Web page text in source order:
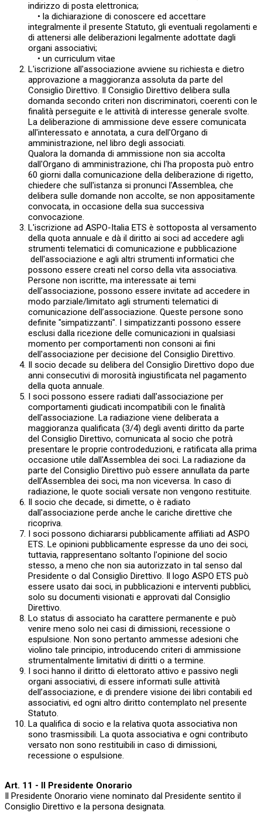
indirizzo di posta elettronica;
• la dichiarazione di conoscere ed accettare
integralmente il presente Statuto, gli eventuali regolamenti e
di attenersi alle deliberazioni legalmente adottate dagli
organi associativi;
• un curriculum vitae
L'iscrizione all'associazione avviene su richiesta e dietro
approvazione a maggioranza assoluta da parte del
Consiglio Direttivo. Il Consiglio Direttivo delibera sulla
domanda secondo criteri non discriminatori, coerenti con le
finalità perseguite e le attività di interesse generale svolte.
La deliberazione di ammissione deve essere comunicata
all'interessato e annotata, a cura dell'Organo di
amministrazione, nel libro degli associati.
Qualora la domanda di ammissione non sia accolta
dall'Organo di amministrazione, chi l'ha proposta può entro
60 giorni dalla comunicazione della deliberazione di rigetto,
chiedere che sull'istanza si pronunci l'Assemblea, che
delibera sulle domande non accolte, se non appositamente
convocata, in occasione della sua successiva
convocazione.
L'iscrizione ad ASPO-Italia ETS è sottoposta al versamento
della quota annuale e dà il diritto ai soci ad accedere agli
strumenti telematici di comunicazione e pubblicazione
dell'associazione e agli altri strumenti informatici che
possono essere creati nel corso della vita associativa.
Persone non iscritte, ma interessate ai temi
dell'associazione, possono essere invitate ad accedere in
modo parziale/limitato agli strumenti telematici di
comunicazione dell’associazione. Queste persone sono
definite "simpatizzanti". I simpatizzanti possono essere
esclusi dalla ricezione delle comunicazioni in qualsiasi
momento per comportamenti non consoni ai fini
dell'associazione per decisione del Consiglio Direttivo.
Il socio decade su delibera del Consiglio Direttivo dopo due
anni consecutivi di morosità ingiustificata nel pagamento
della quota annuale.
I soci possono essere radiati dall'associazione per
comportamenti giudicati incompatibili con le finalità
dell'associazione. La radiazione viene deliberata a
maggioranza qualificata (3/4) degli aventi diritto da parte
del Consiglio Direttivo, comunicata al socio che potrà
presentare le proprie controdeduzioni, e ratificata alla prima
occasione utile dall'Assemblea dei soci. La radiazione da
parte del Consiglio Direttivo può essere annullata da parte
dell'Assemblea dei soci, ma non viceversa. In caso di
radiazione, le quote sociali versate non vengono restituite.
Il socio che decade, si dimette, o è radiato
dall'associazione perde anche le cariche direttive che
ricopriva.
I soci possono dichiararsi pubblicamente affiliati ad ASPO
ETS. Le opinioni pubblicamente espresse da uno dei soci,
tuttavia, rappresentano soltanto l'opinione del socio
stesso, a meno che non sia autorizzato in tal senso dal
Presidente o dal Consiglio Direttivo. Il logo ASPO ETS può
essere usato dai soci, in pubblicazioni e interventi pubblici,
solo su documenti visionati e approvati dal Consiglio
Direttivo.
Lo status di associato ha carattere permanente e può
venire meno solo nei casi di dimissioni, recessione o
espulsione. Non sono pertanto ammesse adesioni che
violino tale principio, introducendo criteri di ammissione
strumentalmente limitativi di diritti o a termine.
I soci hanno il diritto di elettorato attivo e passivo negli
organi associativi, di essere informati sulle attività
dell’associazione, e di prendere visione dei libri contabili ed
associativi, ed ogni altro diritto contemplato nel presente
Statuto.
La qualifica di socio e la relativa quota associativa non
sono trasmissibili. La quota associativa e ogni contributo
versato non sono restituibili in caso di dimissioni,
recessione o espulsione.
Art. 11 - Il Presidente Onorario
Il Presidente Onorario viene nominato dal Presidente sentito il
Consiglio Direttivo e la persona designata.